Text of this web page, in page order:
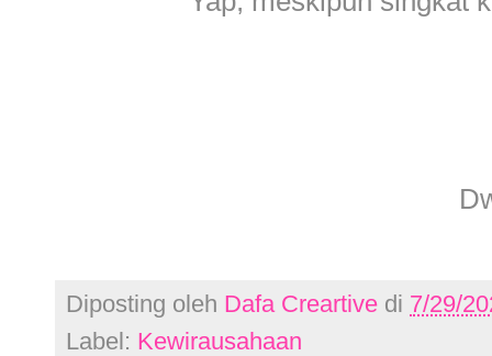
Diposting oleh Dafa Creartive di 7/29/
Label: Kewirausahaan